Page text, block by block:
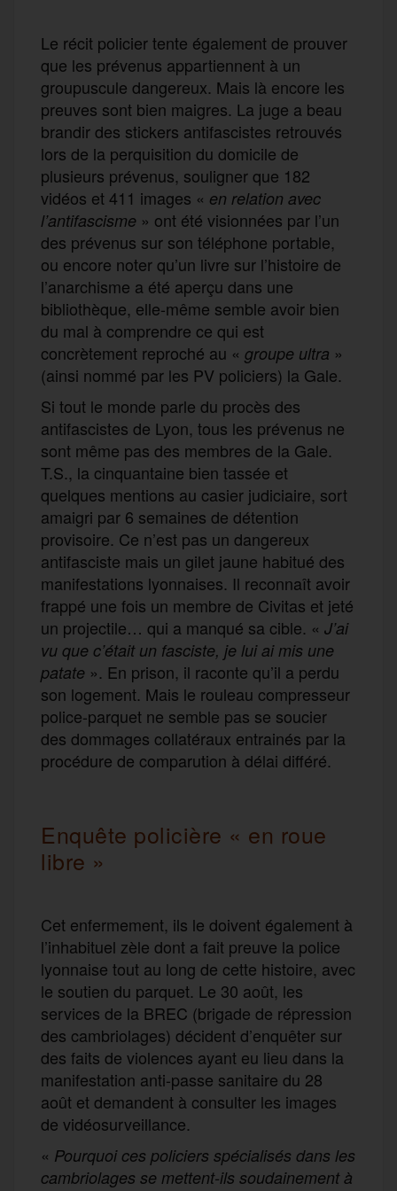
Le récit policier tente également de prouver
que les prévenus appartiennent à un
groupuscule dangereux. Mais là encore les
preuves sont bien maigres. La juge a beau
brandir des stickers antifascistes retrouvés
lors de la perquisition du domicile de
plusieurs prévenus, souligner que 182
vidéos et 411 images « en relation avec
l’antifascisme » ont été visionnées par l’un
des prévenus sur son téléphone portable,
ou encore noter qu’un livre sur l’histoire de
l’anarchisme a été aperçu dans une
bibliothèque, elle-même semble avoir bien
du mal à comprendre ce qui est
concrètement reproché au « groupe ultra »
(ainsi nommé par les PV policiers) la Gale.
Si tout le monde parle du procès des
antifascistes de Lyon, tous les prévenus ne
sont même pas des membres de la Gale.
T.S., la cinquantaine bien tassée et
quelques mentions au casier judiciaire, sort
amaigri par 6 semaines de détention
provisoire. Ce n’est pas un dangereux
antifasciste mais un gilet jaune habitué des
manifestations lyonnaises. Il reconnaît avoir
frappé une fois un membre de Civitas et jeté
un projectile… qui a manqué sa cible. « J’ai
vu que c’était un fasciste, je lui ai mis une
patate ». En prison, il raconte qu’il a perdu
son logement. Mais le rouleau compresseur
police-parquet ne semble pas se soucier
des dommages collatéraux entrainés par la
procédure de comparution à délai différé.
Enquête policière « en roue
libre »
Cet enfermement, ils le doivent également à
l’inhabituel zèle dont a fait preuve la police
lyonnaise tout au long de cette histoire, avec
le soutien du parquet. Le 30 août, les
services de la BREC (brigade de répression
des cambriolages) décident d’enquêter sur
des faits de violences ayant eu lieu dans la
manifestation anti-passe sanitaire du 28
août et demandent à consulter les images
de vidéosurveillance.
« Pourquoi ces policiers spécialisés dans les
cambriolages se mettent-ils soudainement à